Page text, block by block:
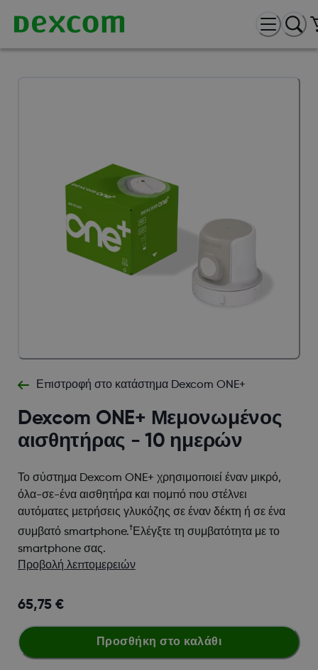
Επιστροφή στο κατάστημα Dexcom ONE+
​​​Dexcom ONE+ Μεμονωμένος
αισθητήρας - 10 ημερών
Το σύστημα Dexcom ONE+ χρησιμοποιεί έναν μικρό,
όλα-σε-ένα αισθητήρα και πομπό που στέλνει
αυτόματες μετρήσεις γλυκόζης σε έναν δέκτη ή σε ένα
συμβατό smartphone.† Ελέγξτε τη συμβατότητα με το
smartphone σας.
Προβολή λεπτομερειών
65,75 €
Προσθήκη στο καλάθι